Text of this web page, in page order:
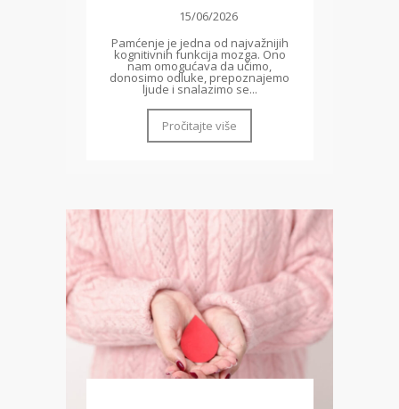
15/06/2026
Pamćenje je jedna od najvažnijih
kognitivnih funkcija mozga. Ono
nam omogućava da učimo,
donosimo odluke, prepoznajemo
ljude i snalazimo se...
Pročitajte više